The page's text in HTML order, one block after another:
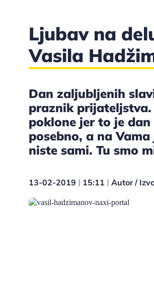
Ljubav na
Vasila
Dan zaljubljenih
praznik prijateljstva.
poklone jer to je
posebno, a na
niste sami. Tu smo
13-02-2019 15:11 Autor /